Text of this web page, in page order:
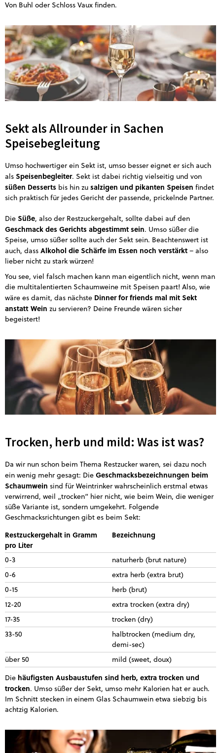
Von Buhl oder Schloss Vaux finden.
Sekt als Allrounder in Sachen
Speisebegleitung
Umso hochwertiger ein Sekt ist, umso besser eignet er sich auch
als Speisenbegleiter. Sekt ist dabei richtig vielseitig und von
süßen Desserts bis hin zu salzigen und pikanten Speisen findet
sich praktisch für jedes Gericht der passende, prickelnde Partner.
Die Süße, also der Restzuckergehalt, sollte dabei auf den
Geschmack des Gerichts abgestimmt sein. Umso süßer die
Speise, umso süßer sollte auch der Sekt sein. Beachtenswert ist
auch, dass Alkohol die Schärfe im Essen noch verstärkt – also
lieber nicht zu stark würzen!
You see, viel falsch machen kann man eigentlich nicht, wenn man
die multitalentierten Schaumweine mit Speisen paart! Also, wie
wäre es damit, das nächste Dinner for friends mal mit Sekt
anstatt Wein zu servieren? Deine Freunde wären sicher
begeistert!
Trocken, herb und mild: Was ist was?
Da wir nun schon beim Thema Restzucker waren, sei dazu noch
ein wenig mehr gesagt: Die Geschmacksbezeichnungen beim
Schaumwein sind für Weintrinker wahrscheinlich erstmal etwas
verwirrend, weil „trocken“ hier nicht, wie beim Wein, die weniger
süße Variante ist, sondern umgekehrt. Folgende
Geschmacksrichtungen gibt es beim Sekt:
Restzuckergehalt in Gramm
pro Liter
Bezeichnung
0-3
naturherb (brut nature)
0-6
extra herb (extra brut)
0-15
herb (brut)
12-20
extra trocken (extra dry)
17-35
trocken (dry)
33-50
halbtrocken (medium dry,
demi-sec)
über 50
mild (sweet, doux)
Die häufigsten Ausbaustufen sind herb, extra trocken und
trocken. Umso süßer der Sekt, umso mehr Kalorien hat er auch.
Im Schnitt stecken in einem Glas Schaumwein etwa siebzig bis
achtzig Kalorien.